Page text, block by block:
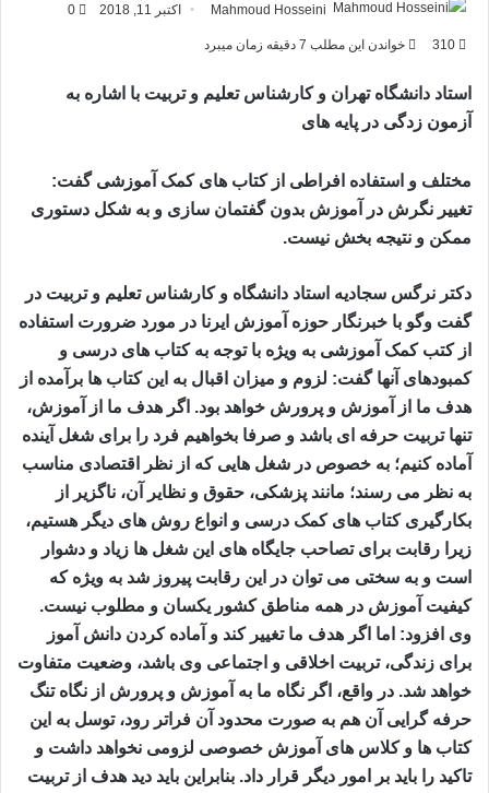
Mahmoud Hosseini اکتبر 11, 2018 0
310 خواندن این مطلب 7 دقیقه زمان میبرد
استاد دانشگاه تهران و کارشناس تعلیم و تربیت با اشاره به
آزمون زدگی در پایه های
مختلف و استفاده افراطی از کتاب های کمک آموزشی گفت:
تغییر نگرش در آموزش بدون گفتمان سازی و به شکل دستوری
ممکن و نتیجه بخش نیست.
دکتر نرگس سجادیه استاد دانشگاه و کارشناس تعلیم و تربیت در
گفت وگو با خبرنگار حوزه آموزش ایرنا در مورد ضرورت استفاده
از کتب کمک آموزشی به ویژه با توجه به کتاب های درسی و
کمبودهای آنها گفت: لزوم و میزان اقبال به این کتاب ها برآمده از
هدف ما از آموزش و پرورش خواهد بود. اگر هدف ما از آموزش،
تنها تربیت حرفه ای باشد و صرفا بخواهیم فرد را برای شغل آینده
آماده کنیم؛ به خصوص در شغل هایی که از نظر اقتصادی مناسب
به نظر می رسند؛ مانند پزشکی، حقوق و نظایر آن، ناگزیر از
بکارگیری کتاب های کمک درسی و انواع روش های دیگر هستیم،
زیرا رقابت برای تصاحب جایگاه های این شغل ها زیاد و دشوار
است و به سختی می توان در این رقابت پیروز شد به ویژه که
کیفیت آموزش در همه مناطق کشور یکسان و مطلوب نیست.
وی افزود: اما اگر هدف ما تغییر کند و آماده کردن دانش آموز
برای زندگی، تربیت اخلاقی و اجتماعی وی باشد، وضعیت متفاوت
خواهد شد. در واقع، اگر نگاه ما به آموزش و پرورش از نگاه تنگ
حرفه گرایی آن هم به صورت محدود آن فراتر رود، توسل به این
کتاب ها و کلاس های آموزش خصوصی لزومی نخواهد داشت و
تاکید را باید بر امور دیگر قرار داد. بنابراین باید دید هدف از تربیت